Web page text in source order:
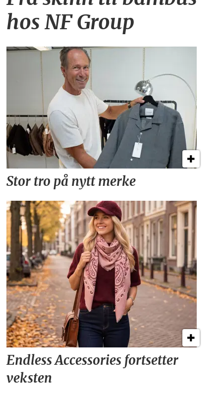
hos NF Group
Stor tro på nytt merke
Endless Accessories fortsetter
veksten